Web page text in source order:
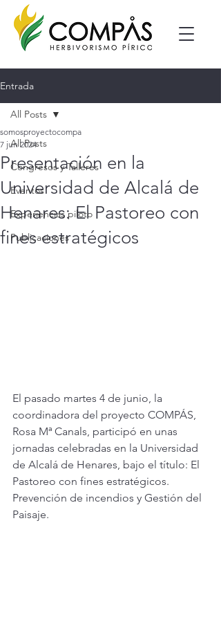
Entrada
All Posts
Congresos y Talleres
Eventos
Experiencias piloto
Publicaciones
All Posts
Presentación en la
Universidad de Alcalá de
Henares: El Pastoreo con
fines estratégicos
somosproyectocompa
7 jun 2024
El pasado martes 4 de junio, la
coordinadora del proyecto COMPÁS,
Rosa Mª Canals, participó en unas
jornadas celebradas en la Universidad
de Alcalá de Henares, bajo el título: El
Pastoreo con fines estratégicos.
Prevención de incendios y Gestión del
Paisaje.